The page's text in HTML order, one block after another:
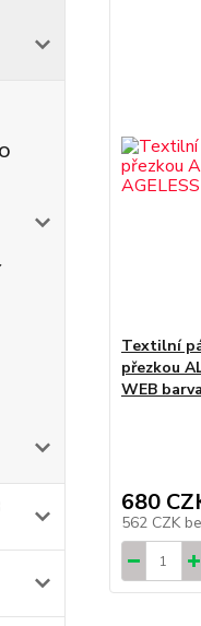
Textilní
přezkou
WEB
680
562 CZK